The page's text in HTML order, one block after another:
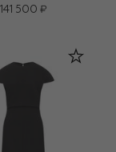
141 500 ₽